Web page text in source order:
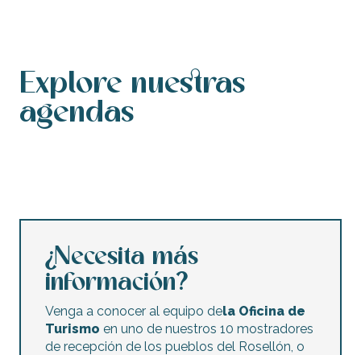
Explore nuestras
agendas
¿Necesita más
información?
Venga a conocer al equipo dela Oficina de
Turismo en uno de nuestros 10 mostradores
de recepción de los pueblos del Rosellón, o